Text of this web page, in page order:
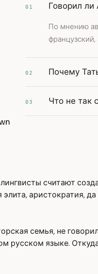
01 Говорил
По мнению
02 Почему
03 Что не так
считают
аристократия,
семья, не
русском языке.